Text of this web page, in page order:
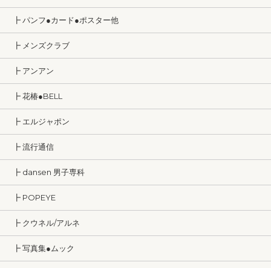
┣ パンフ●カード●ポスター他
┣ メンズクラブ
┣ アンアン
┣ 花椿●BELL
┣ エルジャポン
┣ 流行通信
┣ dansen 男子専科
┣ POPEYE
┣ クウネル/アルネ
┣ 写真集●ムック